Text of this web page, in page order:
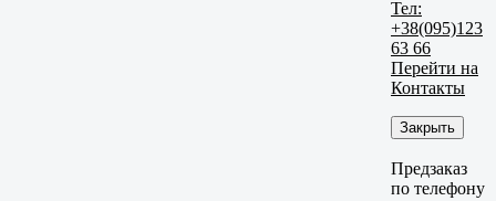
Тел:
+38(095)123
63 66
Перейти на
Контакты
Закрыть
Предзаказ
по телефону